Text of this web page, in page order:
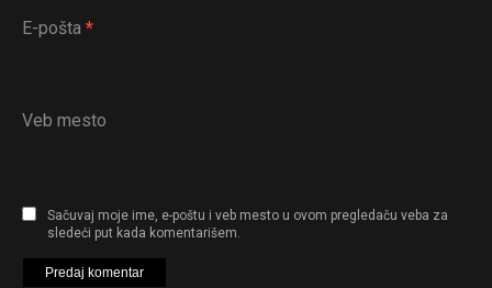
E-pošta *
Veb mesto
Sačuvaj moje ime, e-poštu i veb mesto u ovom pregledaču veba za
sledeći put kada komentarišem.